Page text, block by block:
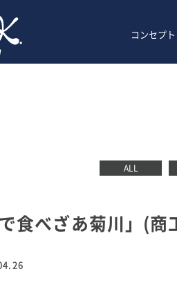
コンセプト
ALL
で食べざあ菊川」(